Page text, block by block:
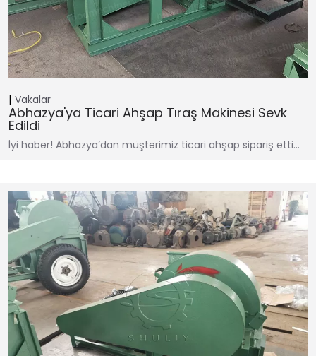
Vakalar
Abhazya'ya Ticari Ahşap Tıraş Makinesi Sevk
Edildi
İyi haber! Abhazya’dan müşterimiz ticari ahşap sipariş etti…